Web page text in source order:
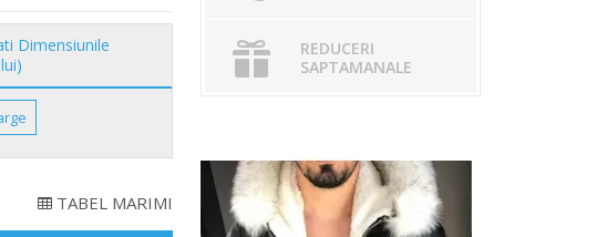
Dimensiunile
TABEL MARIMI
REDUCERI
SAPTAMANALE